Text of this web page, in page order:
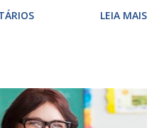
maneira de expressar o
ações apresentadas,
DE PALAVRAS E
LEIA MAIS